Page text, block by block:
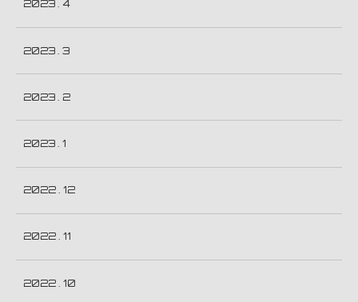
2023 . 4
2023 . 3
2023 . 2
2023 . 1
2022 . 12
2022 . 11
2022 . 10